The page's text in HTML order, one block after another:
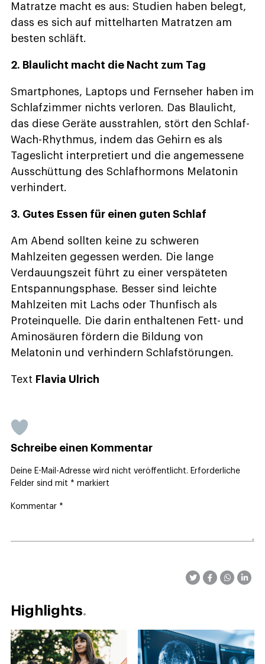
Matratze macht es aus: Studien haben belegt,
dass es sich auf mittelharten Matratzen am
besten schläft.
2. Blaulicht macht die Nacht zum Tag
Smartphones, Laptops und Fernseher haben im
Schlafzimmer nichts verloren. Das Blaulicht,
das diese Geräte ausstrahlen, stört den Schlaf-
Wach-Rhythmus, indem das Gehirn es als
Tageslicht interpretiert und die angemessene
Ausschüttung des Schlafhormons Melatonin
verhindert.
3. Gutes Essen für einen guten Schlaf
Am Abend sollten keine zu schweren
Mahlzeiten gegessen werden. Die lange
Verdauungszeit führt zu einer verspäteten
Entspannungsphase. Besser sind leichte
Mahlzeiten mit Lachs oder Thunfisch als
Proteinquelle. Die darin enthaltenen Fett- und
Aminosäuren fördern die Bildung von
Melatonin und verhindern Schlafstörungen.
Text Flavia Ulrich
Schreibe einen Kommentar
Deine E-Mail-Adresse wird nicht veröffentlicht. Erforderliche
Felder sind mit * markiert
Kommentar *
Highlights